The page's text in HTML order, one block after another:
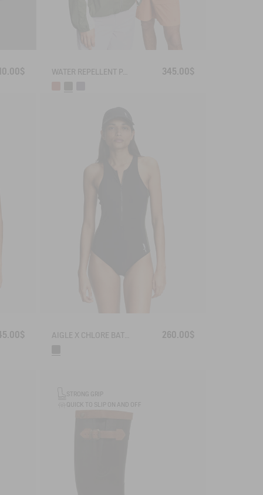
110.00$ WATER REPELLENT PACKABLE SOLARPACK UV-C® 345.00$
AIGLE X CHLORE BATHING SUIT​ 260.00$
STRONG GRIP
QUICK TO SLIP ON AND OFF